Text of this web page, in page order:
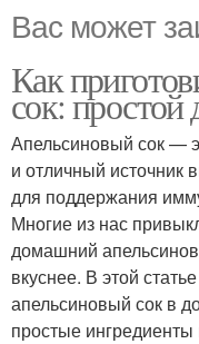
Вас может
Как
сок:
Апельсиновый сок —
и отличный источник
для поддержания
Многие из нас
домашний
вкуснее. В этой
апельсиновый сок в
простые